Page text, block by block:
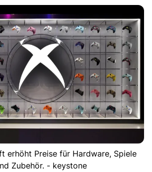
erhöht Preise für Hardware, Spiele
Zubehör. - keystone